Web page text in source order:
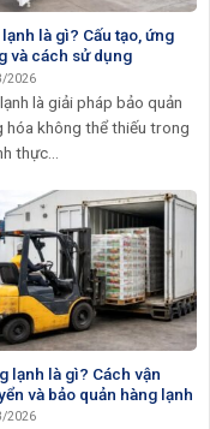
là gì? Cấu tạo, ứng
và cách sử dụng
2026
là giải pháp bảo quản
hóa không thể thiếu trong
thực...
lạnh là gì? Cách vận
và bảo quản hàng lạnh
2026